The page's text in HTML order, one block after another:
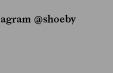
@shoeby